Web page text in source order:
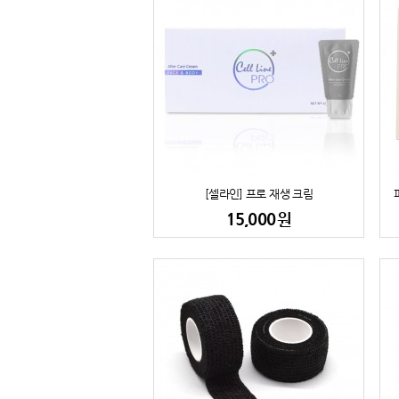
[셀라인] 프로 재생 크림
15,000원